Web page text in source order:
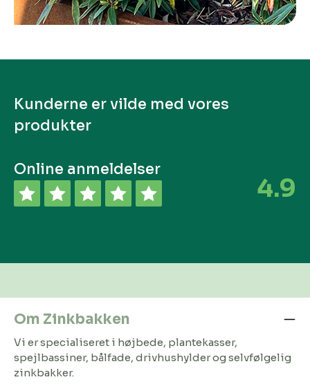
Kunderne er vilde med vores
produkter
Online anmeldelser
4.9
Om Zinkbakken
Vi er specialiseret i højbede, plantekasser,
spejlbassiner, bålfade, drivhushylder og selvfølgelig
zinkbakker.